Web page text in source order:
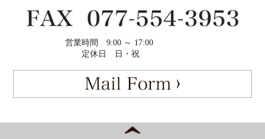
営業時間
9:00 ～ 17:00
定休日
日・祝